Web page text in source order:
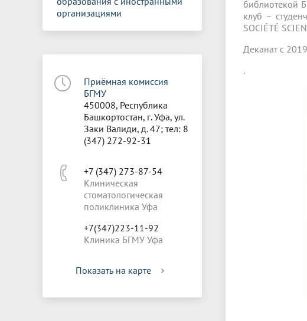
организациями
Приёмная комиссия
БГМУ
450008, Республика
Башкортостан, г. Уфа, ул.
Заки Валиди, д. 47; тел: 8
(347) 272-92-31
+7 (347) 273-87-54
Клиническая
стоматологическая
поликлиника Уфа
+7(347)223-11-92
Клиника БГМУ Уфа
Показать на карте
библиотекой
клуб –
SOCIÉTÉ
Деканат с
.